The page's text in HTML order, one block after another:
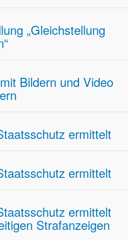
„Gleichstellung
Bildern und Video
ermittelt
ermittelt
ermittelt
Strafanzeigen